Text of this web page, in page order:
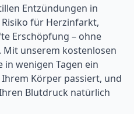
Entzündungen in
für Herzinfarkt,
Erschöpfung – ohne
Mit unserem kostenlosen
in wenigen Tagen ein
Körper passiert, und
Blutdruck natürlich